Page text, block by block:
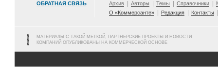
ОБРАТНАЯ СВЯЗЬ Архив Авторы Темы Справочники
О «Коммерсанте»
Редакция Контакты
МАТЕРИАЛЫ С ТАКОЙ МЕТКОЙ, ПАРТНЕРСКИЕ ПРОЕКТЫ И НОВОСТИ
КОМПАНИЙ ОПУБЛИКОВАНЫ НА КОММЕРЧЕСКОЙ ОСНОВЕ